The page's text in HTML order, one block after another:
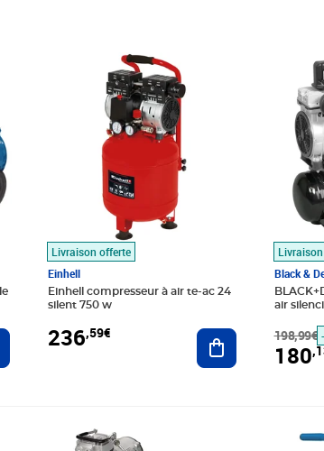
au panier
Livraison offerte
Einhell
Einhell compresseur à air te-ac 24
silent 750 w
236,59€
Prix 236,59€
Ajouter au
Black &
air
198,99€
Prix
180
Prix
Prix 202,87€ Prix